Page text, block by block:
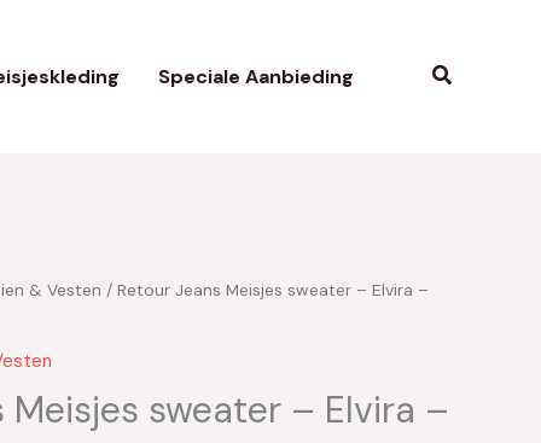
Speciale Aanbieding Zoeken
& Vesten / Retour Jeans Meisjes sweater – Elvira –
Meisjes sweater – Elvira –